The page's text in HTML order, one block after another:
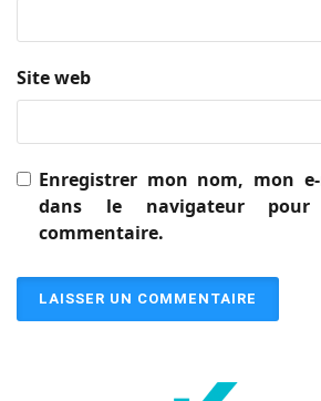
Site web
Enregistrer mon nom, mon
dans le navigateur pour
commentaire.